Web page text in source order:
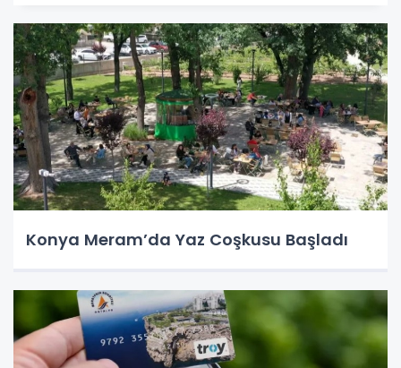
Konya Meram’da Yaz Coşkusu Başladı